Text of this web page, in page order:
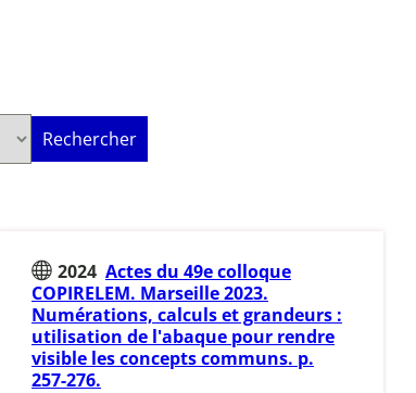
Rechercher
2024 Actes du 49e colloque
COPIRELEM. Marseille 2023.
Numérations, calculs et grandeurs :
utilisation de l'abaque pour rendre
visible les concepts communs. p.
257-276.